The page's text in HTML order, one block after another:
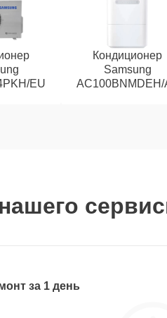
EU
Кондиционер
Samsung
AC100BNMDEH/
за 1 день